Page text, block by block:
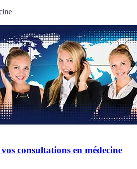
consultations en médecine